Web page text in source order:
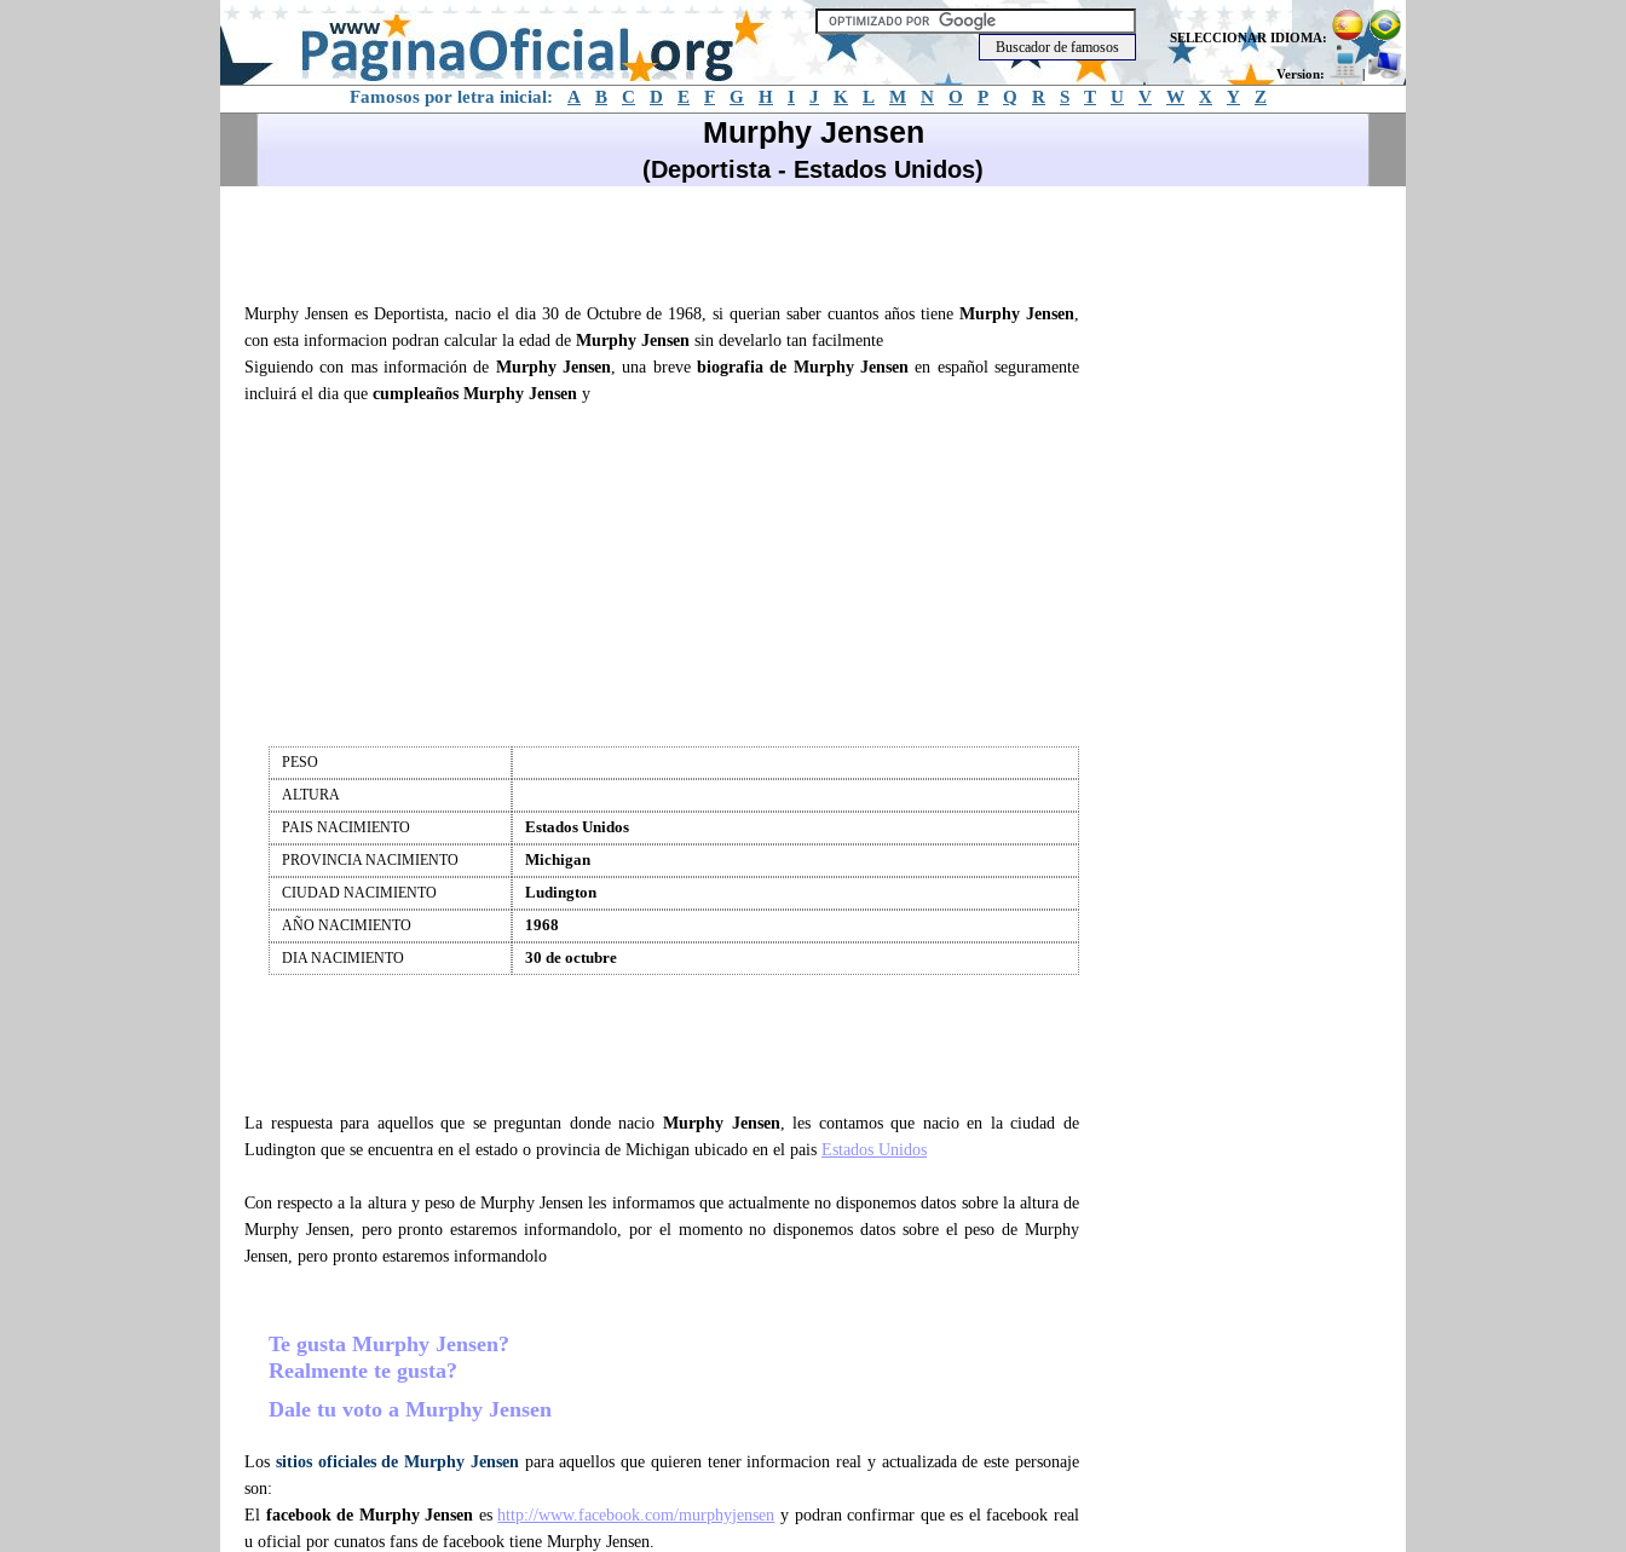
SELECCIONAR IDIOMA:
Version: |
Famosos por letra inicial: A B C D E F G H I J K L M N O P Q R S T U V W X Y Z
Murphy Jensen
(Deportista - Estados Unidos)
Murphy Jensen es Deportista, nacio el dia 30 de Octubre de 1968, si querian saber cuantos años tieneMurphy Jensen,
con esta informacion podran calcular la edad de Murphy Jensen sin develarlo tan facilmente
Siguiendo con mas información de Murphy Jensen, una brevebiografia de Murphy Jensen en español seguramente
incluirá el dia que cumpleaños Murphy Jensen y
PESO
ALTURA
PAIS NACIMIENTO
Estados Unidos
PROVINCIA NACIMIENTO Michigan
CIUDAD NACIMIENTO Ludington
AÑO NACIMIENTO 1968
DIA NACIMIENTO 30 de octubre
La respuesta para aquellos que se preguntan donde nacio Murphy Jensen, les contamos que nacio en la ciudad de
Ludington que se encuentra en el estado o provincia de Michigan ubicado en el pais Estados Unidos
Con respecto a la altura y peso de Murphy Jensen les informamos que actualmente no disponemos datos sobre la altura de
Murphy Jensen, pero pronto estaremos informandolo, por el momento no disponemos datos sobre el peso de Murphy
Jensen, pero pronto estaremos informandolo
Te gusta Murphy Jensen?
Realmente te gusta?
Dale tu voto a Murphy Jensen
Los sitios oficiales de Murphy Jensenpara aquellos que quieren tener informacion real y actualizada de este personaje
son:
El facebook de Murphy Jensen eshttp://www.facebook.com/murphyjensen y podran confirmar que es el facebook real
u oficial por cunatos fans de facebook tiene Murphy Jensen.